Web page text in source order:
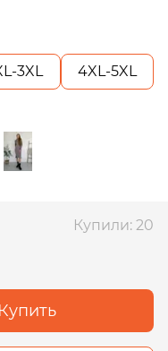
3XL 4XL-5XL
Купили: 20
Купить